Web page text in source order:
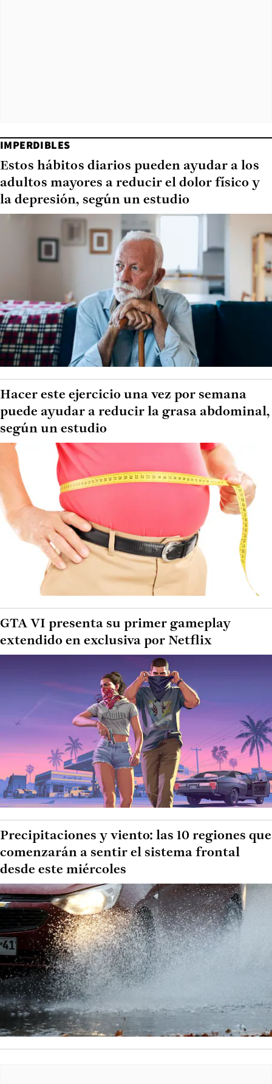
IMPERDIBLES
Estos hábitos diarios pueden ayudar a los
adultos mayores a reducir el dolor físico y
la depresión, según un estudio
Hacer este ejercicio una vez por semana
puede ayudar a reducir la grasa abdominal,
según un estudio
GTA VI presenta su primer gameplay
extendido en exclusiva por Netflix
Precipitaciones y viento: las 10 regiones que
comenzarán a sentir el sistema frontal
desde este miércoles